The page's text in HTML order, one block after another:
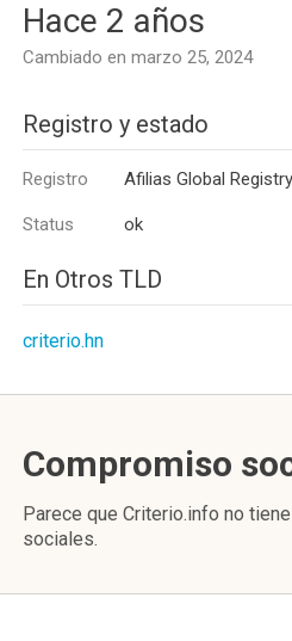
Hace 2 años
Cambiado en marzo 25, 2024
Registro y estado
Registro Afilias Global
Status ok
En Otros TLD
criterio.hn
Compromiso
Parece que Criterio.info no
sociales.